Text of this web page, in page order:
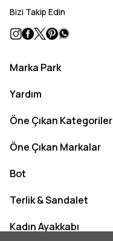
Bizi Takip Edin
Marka Park
Yardım
Öne Çıkan Kategoriler
Öne Çıkan Markalar
Bot
Terlik & Sandalet
Kadın Ayakkabı